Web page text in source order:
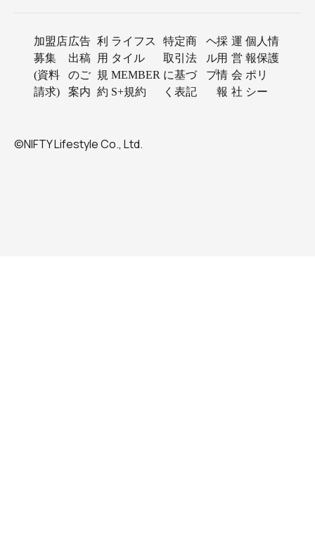
加盟店
募集
(資料
請求)
広告
出稿
のご
案内
利
用
規
約
ライフス
タイル
MEMBER
S+規約
特定商
取引法
に基づ
く表記
ヘ
ル
プ
採
用
情
報
運
営
会
社
個人情
報保護
ポリ
シー
©NIFTY Lifestyle Co., Ltd.